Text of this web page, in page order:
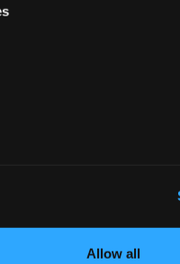
Allow all
jeans fra LMTD. Midjen
passform. Gylfen
og kan